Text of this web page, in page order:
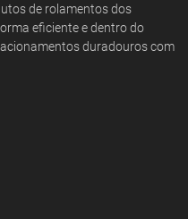
de rolamentos dos
eficiente e dentro do
duradouros com